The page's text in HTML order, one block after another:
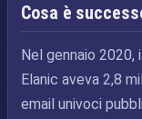
Cosa è
Nel gennaio 2020,
Elanic aveva 2,8
email univoci